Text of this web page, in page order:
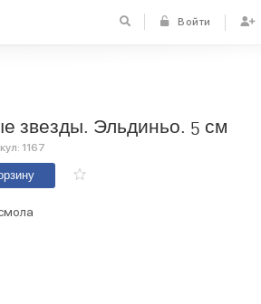
Войти
звезды. Эльдиньо. 5 см
1167